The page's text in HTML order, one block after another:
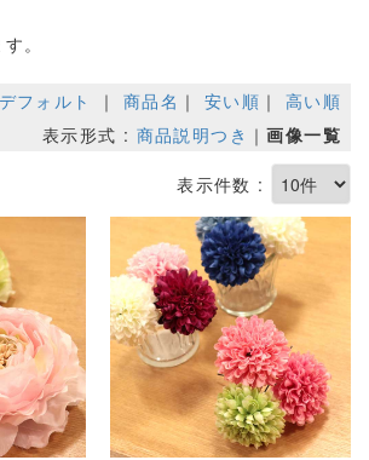
。
デフォルト ｜ 商品名 ｜ 安い順 ｜ 高い順
表示形式 : 商品説明つき ｜画像一覧
表示件数 :